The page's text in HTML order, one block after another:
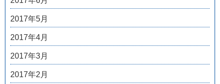
2017年5月
2017年4月
2017年3月
2017年2月